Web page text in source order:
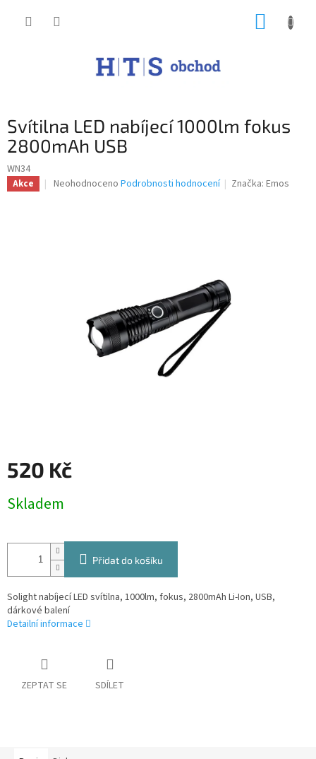
Svítilna LED nabíjecí 1000lm fokus
2800mAh USB
WN34
Akce
Průměrné
Neohodnoceno Podrobnosti hodnocení Značka:Emos
520 Kč
cena:
Skladem
Přidat do košíku
Solight nabíjecí LED svítilna, 1000lm, fokus, 2800mAh Li-Ion, USB,
dárkové balení
Detailní informace
ZEPTAT SE SDÍLET